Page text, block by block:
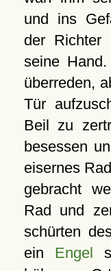
und ins
der Richter
seine
überreden,
Tür
Beil zu
besessen
eisernes
gebracht
Rad und
schürten
ein Engel